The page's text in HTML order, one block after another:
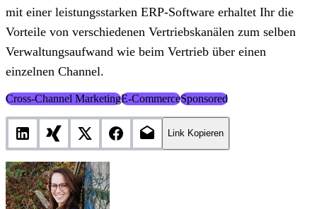
mit einer leistungsstarken ERP-Software erhaltet Ihr die
Vorteile von verschiedenen Vertriebskanälen zum selben
Verwaltungsaufwand wie beim Vertrieb über einen
einzelnen Channel.
Cross-Channel MarketingE-CommerceSponsored
Link Kopieren